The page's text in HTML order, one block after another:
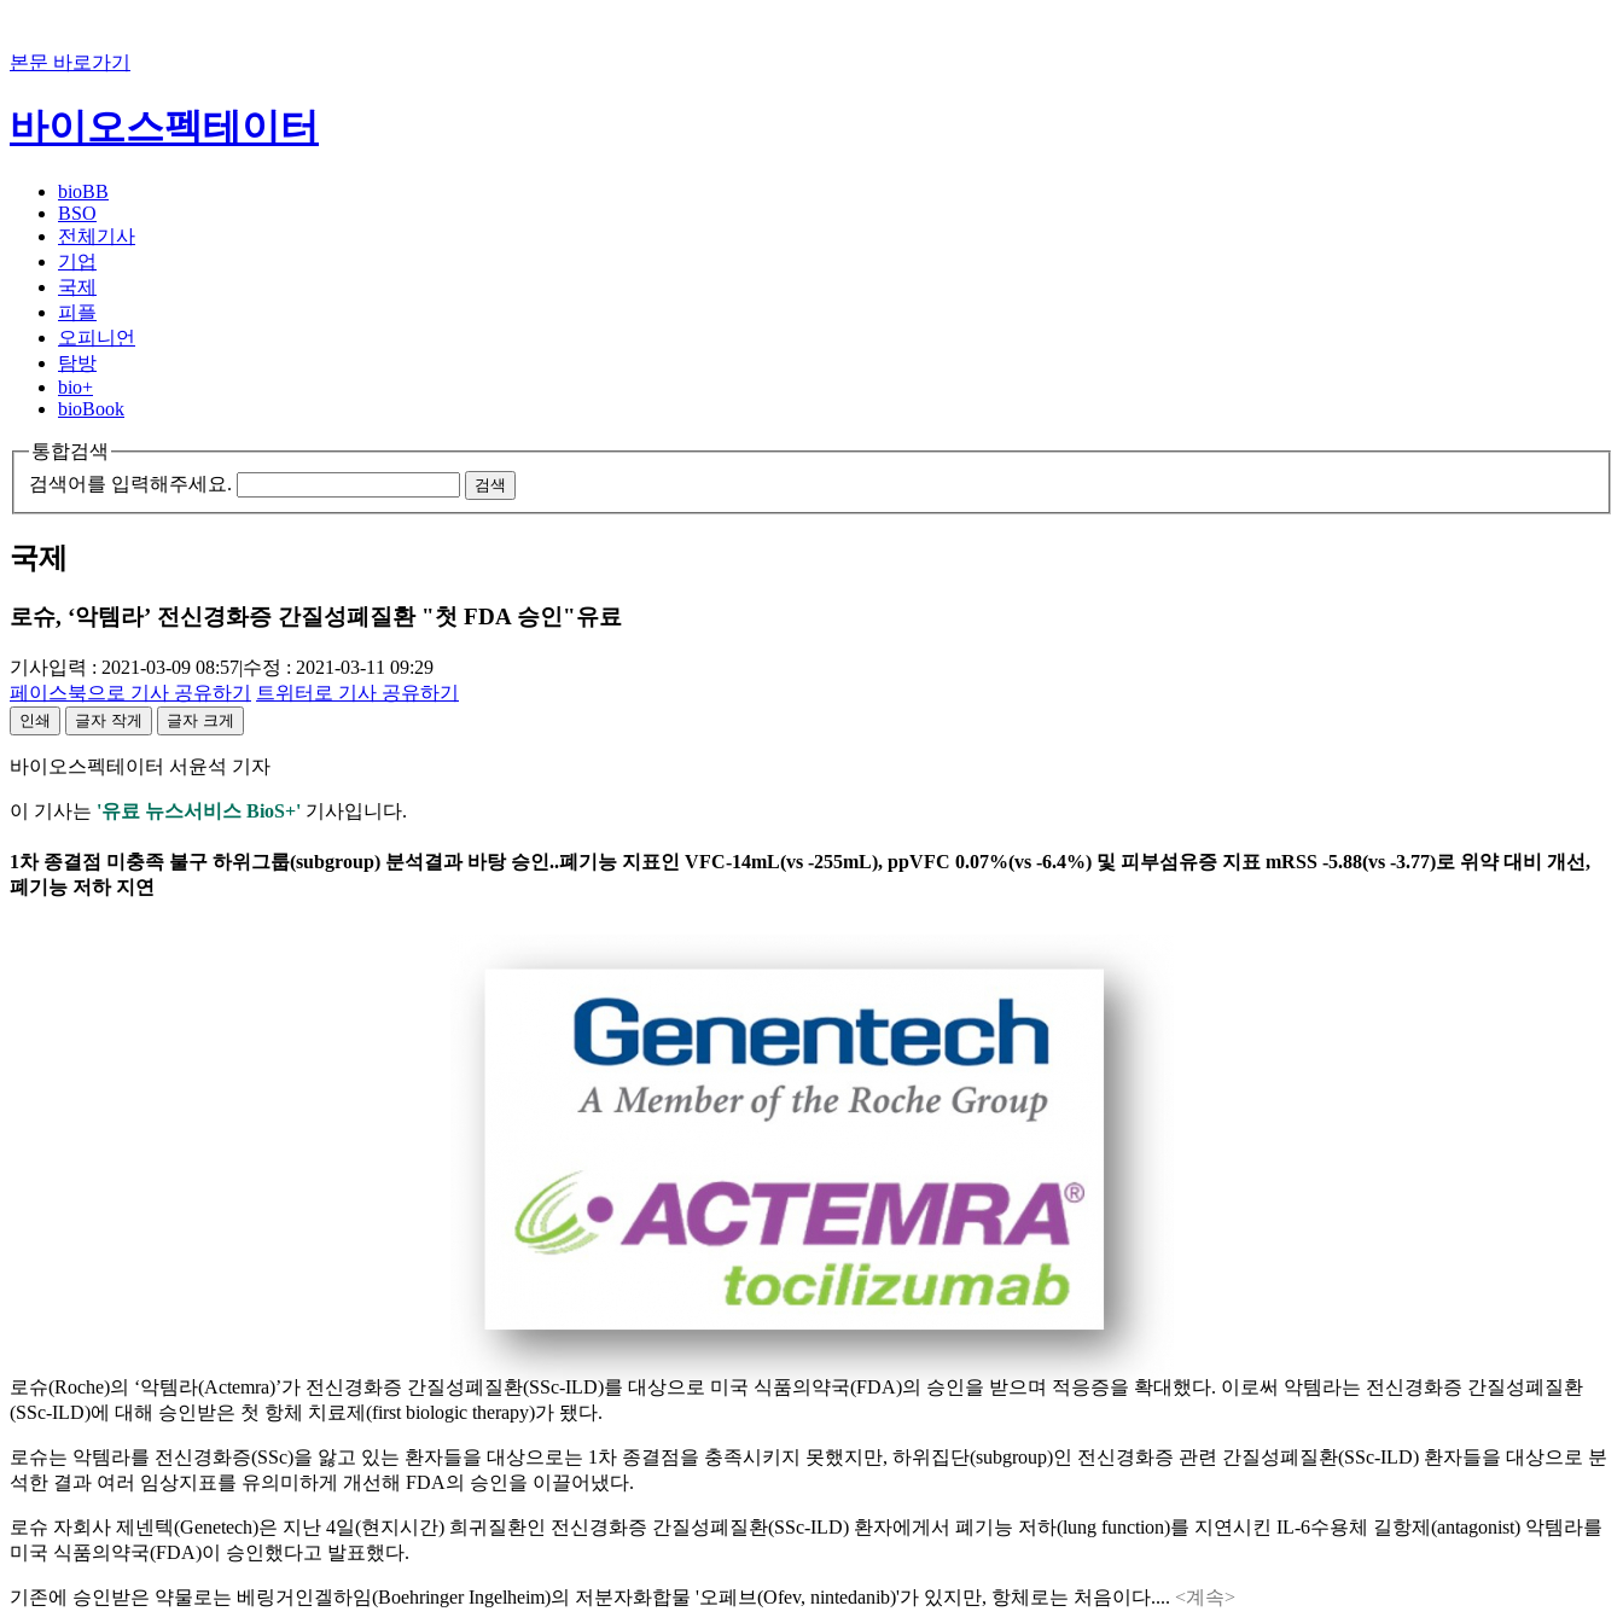
본문 바로가기
바이오스펙테이터
bioBB
BSO
전체기사
기업
국제
피플
오피니언
탐방
bio+
bioBook
통합검색
검색어를 입력해주세요.
검색
국제
로슈, ‘악템라’ 전신경화증 간질성폐질환 "첫 FDA 승인"유료
기사입력 : 2021-03-09 08:57|수정 : 2021-03-11 09:29
페이스북으로 기사 공유하기
트위터로 기사 공유하기
인쇄 글자 작게 글자 크게
바이오스펙테이터 서윤석 기자
이 기사는 '유료 뉴스서비스 BioS+' 기사입니다.
1차 종결점 미충족 불구 하위그룹(subgroup) 분석결과 바탕 승인..폐기능 지표인 VFC-14mL(vs -255mL), ppVFC 0.07%(vs -6.4%) 및 피부섬유증 지표 mRSS -5.88(vs -3.77)로 위약 대비 개선,
폐기능 저하 지연
로슈(Roche)의 ‘악템라(Actemra)’가 전신경화증 간질성폐질환(SSc-ILD)를 대상으로 미국 식품의약국(FDA)의 승인을 받으며 적응증을 확대했다. 이로써 악템라는 전신경화증 간질성폐질환
(SSc-ILD)에 대해 승인받은 첫 항체 치료제(first biologic therapy)가 됐다.
로슈는 악템라를 전신경화증(SSc)을 앓고 있는 환자들을 대상으로는 1차 종결점을 충족시키지 못했지만, 하위집단(subgroup)인 전신경화증 관련 간질성폐질환(SSc-ILD) 환자들을 대상으로 분
석한 결과 여러 임상지표를 유의미하게 개선해 FDA의 승인을 이끌어냈다.
로슈 자회사 제넨텍(Genetech)은 지난 4일(현지시간) 희귀질환인 전신경화증 간질성폐질환(SSc-ILD) 환자에게서 폐기능 저하(lung function)를 지연시킨 IL-6수용체 길항제(antagonist) 악템라를
미국 식품의약국(FDA)이 승인했다고 발표했다.
기존에 승인받은 약물로는 베링거인겔하임(Boehringer Ingelheim)의 저분자화합물 '오페브(Ofev, nintedanib)'가 있지만, 항체로는 처음이다.... <계속>